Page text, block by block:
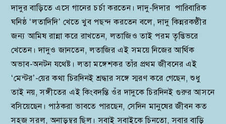
দাদুর বাড়িতে এসে গানের চর্চা করতেন। দাদু-দিদার পারিবারিক
ঘনিষ্ঠ ‘লতাদিদি’ খেতে খুব পছন্দ করতেন বলে, দাদু কিন্নরকণ্ঠীর
জন্য আমিষ রান্না করে রাখতেন, লতাজিও তাই পরম তৃপ্তিভরে
খেতেন। দাদুও জানতেন, লতাজির এই সময়ে নিজের আর্থিক
অভাব-অনটন যথেষ্ট। লতা মঙ্গেশকর তাঁর প্রথম জীবনের এই
‘মেন্টর’-য়ের কথা চিরদিনই শ্রদ্ধার সঙ্গে স্মরণ করে গেছেন, শুধু
তাই নয়, সঙ্গীতের এই কিংবদন্তি ওঁর দাদুকে চিরদিনই গুরুর আসনে
বসিয়েছেন। পাঠকরা ভাবতে পারছেন, সেদিন মানুষের জীবন কত
সহজ সরল, অনাড়ম্বর ছিল। সবাই সবাইকে চিনতো, সবার বাড়ি